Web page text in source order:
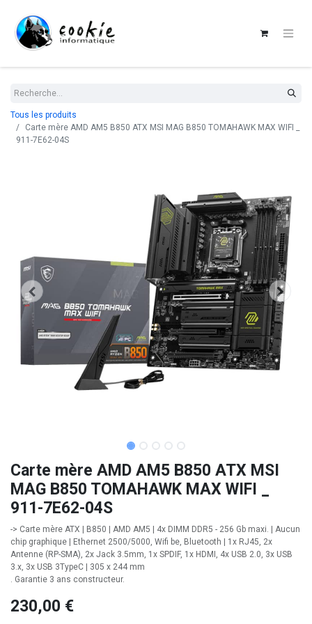
Tous les produits
Carte mère AMD AM5 B850 ATX MSI MAG B850 TOMAHAWK MAX WIFI _
911-7E62-04S
Carte mère AMD AM5 B850 ATX MSI
MAG B850 TOMAHAWK MAX WIFI _
911-7E62-04S
-> Carte mère ATX | B850 | AMD AM5 | 4x DIMM DDR5 - 256 Gb maxi. | Aucun
chip graphique | Ethernet 2500/5000, Wifi be, Bluetooth | 1x RJ45, 2x
Antenne (RP-SMA), 2x Jack 3.5mm, 1x SPDIF, 1x HDMI, 4x USB 2.0, 3x USB
3.x, 3x USB 3TypeC | 305 x 244 mm
. Garantie 3 ans constructeur.
230,00 €